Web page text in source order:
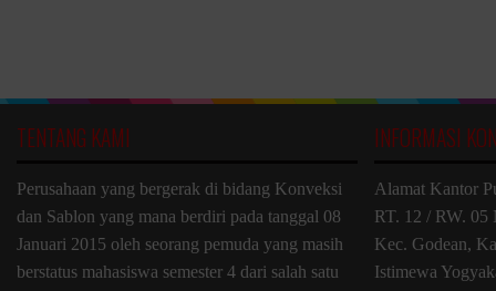
TENTANG KAMI
Perusahaan yang bergerak di bidang Konveksi
dan Sablon yang mana berdiri pada tanggal 08
Januari 2015 oleh seorang pemuda yang masih
berstatus mahasiswa semester 4 dari salah satu
INFORMASI
Alamat Kantor
RT. 12 / RW. 05
Kec. Godean,
Istimewa